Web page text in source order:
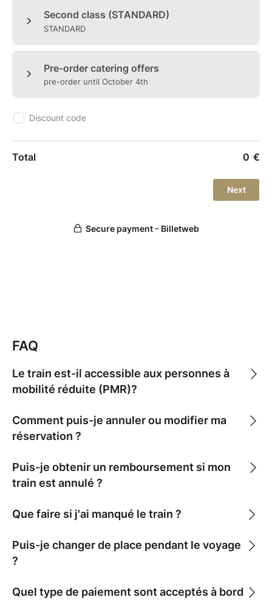
FAQ
Le train est-il accessible aux personnes à
mobilité réduite (PMR)?
Comment puis-je annuler ou modifier ma
réservation ?
Puis-je obtenir un remboursement si mon
train est annulé ?
Que faire si j'ai manqué le train ?
Puis-je changer de place pendant le voyage
?
Quel type de paiement sont acceptés à bord